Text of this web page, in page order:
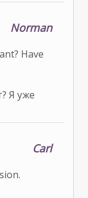
Norman
Have
Я уже
Carl